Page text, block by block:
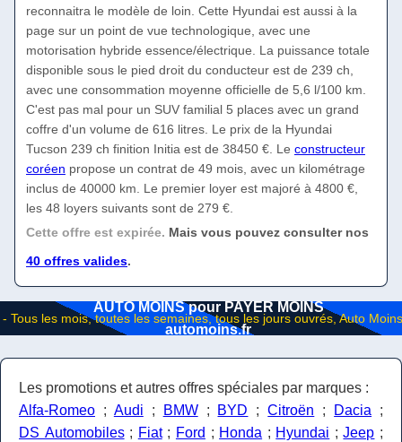
reconnaitra le modèle de loin. Cette Hyundai est aussi à la
page sur un point de vue technologique, avec une
motorisation hybride essence/électrique. La puissance totale
disponible sous le pied droit du conducteur est de 239 ch,
avec une consommation moyenne officielle de 5,6 l/100 km.
C'est pas mal pour un SUV familial 5 places avec un grand
coffre d'un volume de 616 litres. Le prix de la Hyundai
Tucson 239 ch finition Initia est de 38450 €. Le constructeur
coréen propose un contrat de 49 mois, avec un kilométrage
inclus de 40000 km. Le premier loyer est majoré à 4800 €,
les 48 loyers suivants sont de 279 €.
Cette offre est expirée. Mais vous pouvez consulter nos
40 offres valides.
AUTO MOINS pour PAYER MOINS
automoins.fr
Les promotions et autres offres spéciales par marques :
Alfa-Romeo ; Audi ; BMW; BYD ;Citroën ; Dacia ;
DS Automobiles; Fiat; Ford ; Honda ; Hyundai ;Jeep ;